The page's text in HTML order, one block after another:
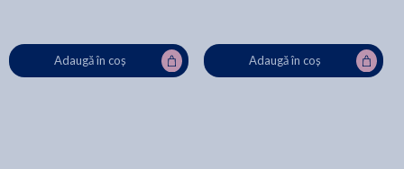
Adaugă în coș Adaugă în coș